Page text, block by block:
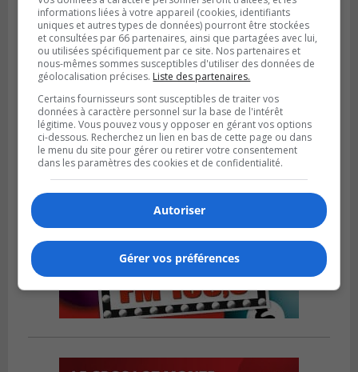
VIEUX-LONGUEUIL
Publié le 3 août 2026 à 14h47
Le Livre bleu rassemble 200 curieux à
Longueuil
informations liées à votre appareil (cookies, identifiants
uniques et autres types de données) pourront être stockées
et consultées par 66 partenaires, ainsi que partagées avec lui,
ou utilisées spécifiquement par ce site. Nos partenaires et
nous-mêmes sommes susceptibles d'utiliser des données de
géolocalisation précises. Liste des partenaires.
Certains fournisseurs sont susceptibles de traiter vos
données à caractère personnel sur la base de l'intérêt
légitime. Vous pouvez vous y opposer en gérant vos options
ci-dessous. Recherchez un lien en bas de cette page ou dans
le menu du site pour gérer ou retirer votre consentement
dans les paramètres des cookies et de confidentialité.
Autoriser
Gérer vos préférences